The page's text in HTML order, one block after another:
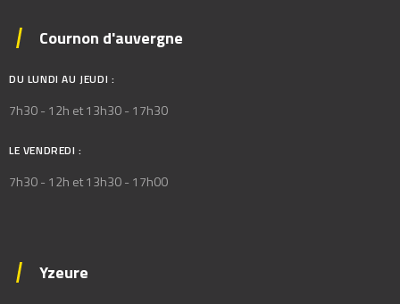
Cournon d'auvergne
DU LUNDI AU JEUDI :
7h30 - 12h et 13h30 - 17h30
LE VENDREDI :
7h30 - 12h et 13h30 - 17h00
Yzeure